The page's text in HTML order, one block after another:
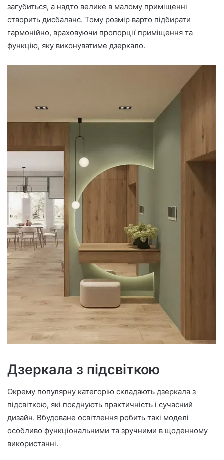
загубиться, а надто велике в малому приміщенні
створить дисбаланс. Тому розмір варто підбирати
гармонійно, враховуючи пропорції приміщення та
функцію, яку виконуватиме дзеркало.
Дзеркала з підсвіткою
Окрему популярну категорію складають дзеркала з
підсвіткою, які поєднують практичність і сучасний
дизайн. Вбудоване освітлення робить такі моделі
особливо функціональними та зручними в щоденному
використанні.